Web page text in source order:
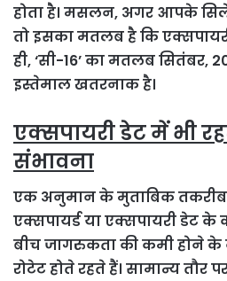
होता है। मसलन, अगर आपके
तो इसका मतलब है कि
ही, ‘सी-16’ का मतलब सितंबर,
इस्तेमाल खतरनाक है।
एक्सपायरी डेट में भी
संभावना
एक अनुमान के मुताबिक
एक्सपायर्ड या एक्सपायरी डेट के
बीच जागरुकता की कमी होने के
रोटेट होते रहते हैं। सामान्य